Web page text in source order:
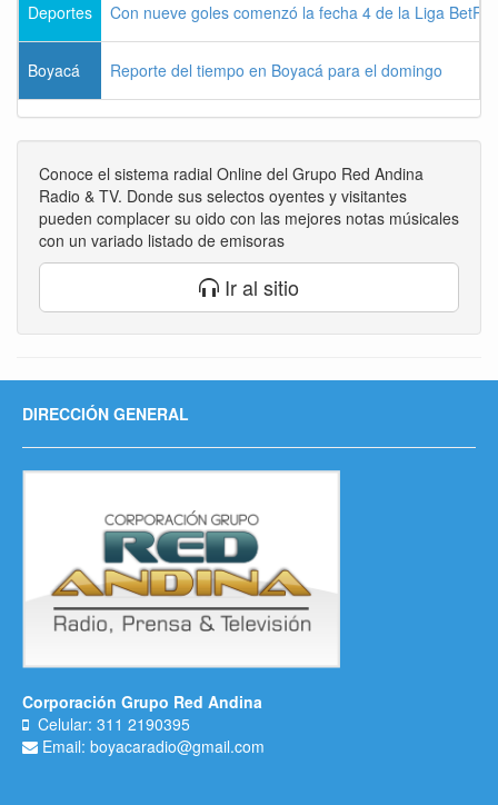
Deportes Con nueve goles comenzó la fecha 4 de la Liga
Boyacá Reporte del tiempo en Boyacá para el domingo
Conoce el sistema radial Online del Grupo Red Andina
Radio & TV. Donde sus selectos oyentes y visitantes
pueden complacer su oido con las mejores notas músicales
con un variado listado de emisoras
Ir al sitio
DIRECCIÓN GENERAL
Corporación Grupo Red Andina
Celular: 311 2190395
Email: boyacaradio@gmail.com